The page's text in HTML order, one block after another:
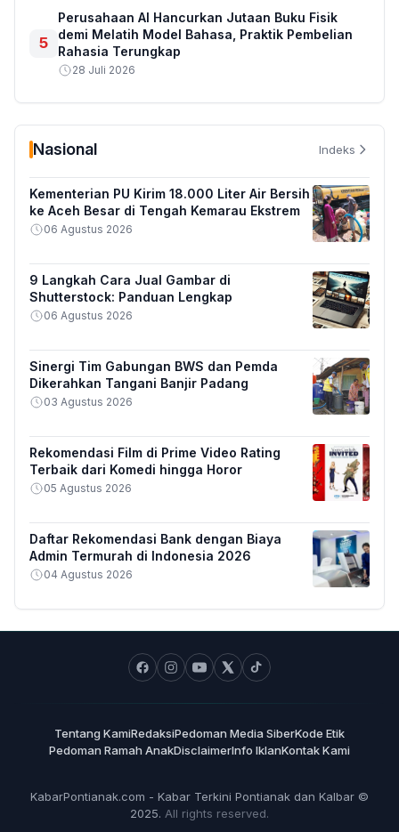
5
Perusahaan AI Hancurkan Jutaan Buku Fisik
demi Melatih Model Bahasa, Praktik Pembelian
Rahasia Terungkap
28 Juli 2026
Nasional Indeks
Kementerian PU Kirim 18.000 Liter Air Bersih
ke Aceh Besar di Tengah Kemarau Ekstrem
06 Agustus 2026
9 Langkah Cara Jual Gambar di
Shutterstock: Panduan Lengkap
06 Agustus 2026
Sinergi Tim Gabungan BWS dan Pemda
Dikerahkan Tangani Banjir Padang
03 Agustus 2026
Rekomendasi Film di Prime Video Rating
Terbaik dari Komedi hingga Horor
05 Agustus 2026
Daftar Rekomendasi Bank dengan Biaya
Admin Termurah di Indonesia 2026
04 Agustus 2026
Tentang KamiRedaksiPedoman Media SiberKode Etik
Pedoman Ramah AnakDisclaimerInfo IklanKontak Kami
KabarPontianak.com - Kabar Terkini Pontianak dan Kalbar ©
2025. All rights reserved.